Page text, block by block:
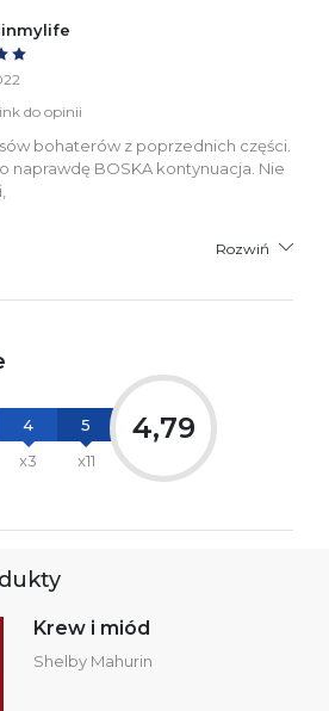
do opinii
bohaterów z poprzednich części.
naprawdę BOSKA kontynuacja. Nie
Rozwiń
4
x3
5
x11
4,79
Krew i miód
Shelby Mahurin